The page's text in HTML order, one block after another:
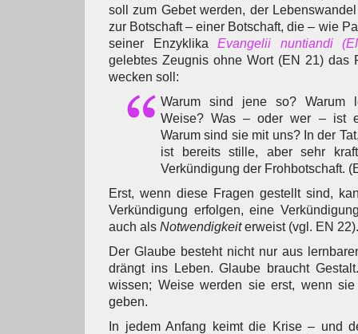
soll zum Gebet werden, der
zur Botschaft – einer Botschaft, die – wie
seiner Enzyklika Evangelii nuntiandi
gelebtes Zeugnis ohne Wort (EN 21) das
wecken soll:
Warum sind jene so? Warum
Weise? Was – oder wer – ist
Warum sind sie mit uns? In der
ist bereits stille, aber sehr
Verkündigung der Frohbotschaft.
Erst, wenn diese Fragen gestellt sind,
Verkündigung erfolgen, eine
auch als Notwendigkeiterweist (vgl. EN 22).
Der Glaube besteht nicht nur aus
drängt ins Leben. Glaube braucht
wissen; Weise werden sie erst, wenn
geben.
In jedem Anfang keimt die Krise – und